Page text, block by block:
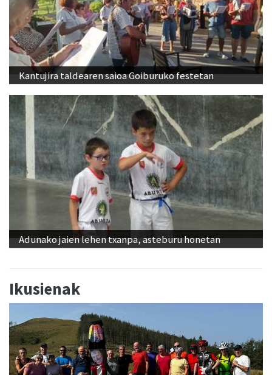
Kantujira taldearen saioa Goiburuko festetan
Adunako jaien lehen txanpa, asteburu honetan
Ikusienak